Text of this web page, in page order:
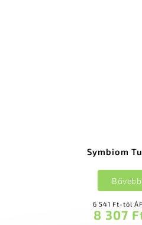
Symbiom
6 541 Ft-tól
8 307